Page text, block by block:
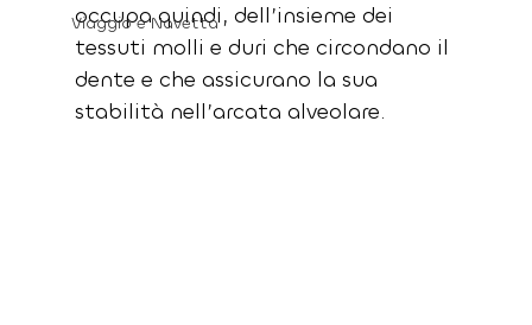
Viaggio e Navetta
occupa quindi, dell’insieme dei
tessuti molli e duri che circondano il
dente e che assicurano la sua
stabilità nell’arcata alveolare.